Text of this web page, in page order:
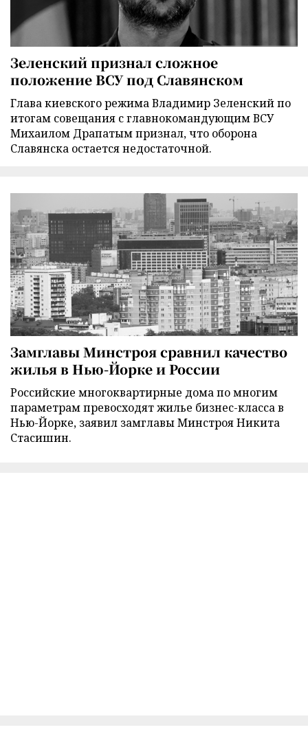
Зеленский признал сложное
положение ВСУ под Славянском
Глава киевского режима Владимир Зеленский по
итогам совещания с главнокомандующим ВСУ
Михаилом Драпатым признал, что оборона
Славянска остается недостаточной.
Замглавы Минстроя сравнил качество
жилья в Нью-Йорке и России
Российские многоквартирные дома по многим
параметрам превосходят жилье бизнес-класса в
Нью-Йорке, заявил замглавы Минстроя Никита
Стасишин.